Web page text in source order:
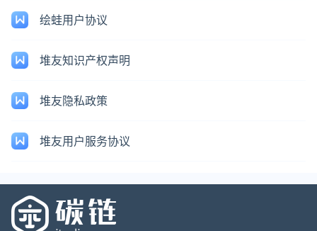
绘蛙用户协议
堆友知识产权声明
堆友隐私政策
堆友用户服务协议